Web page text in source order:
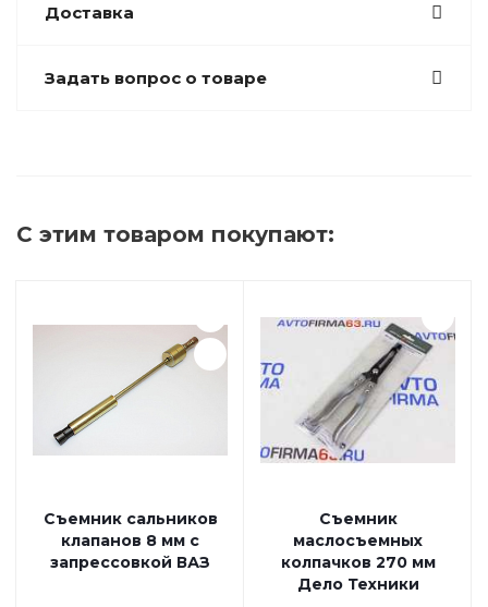
Доставка
Задать вопрос о товаре
С этим товаром покупают:
Съемник сальников
клапанов 8 мм с
запрессовкой ВАЗ
Съемник
маслосъемных
колпачков 270 мм
Дело Техники